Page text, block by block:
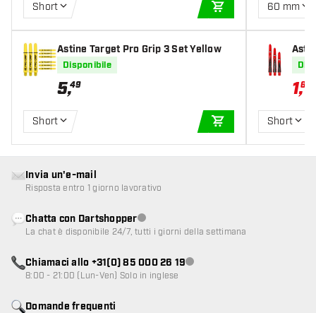
Short
AGGIUNGI AL
Astine Target Pro Grip 3 Set Yellow
Disponibile
5,49
Short
AGGIUNGI AL
60 mm
1,64
Short
Domande frequenti
Invia un'e-mail
Risposta entro 1 giorno lavorativo
Chatta con DartshopperServizio clienti non disponibile
La chat è disponibile 24/7, tutti i giorni della settimana
Chiamaci allo +31(0) 85 000 26 19Servizio clienti non disponibile
8:00 - 21:00 (Lun-Ven) Solo in inglese